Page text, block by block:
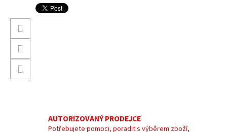
AUTORIZOVANÝ PRODEJCE
Potřebujete pomoci, poradit s výběrem zboží,